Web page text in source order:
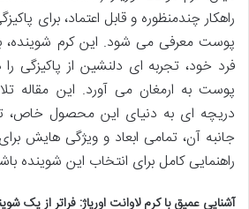
راهکار چندمنظوره و قابل اعتماد، برای
پوست معرفی می شود. این کرم شوینده،
فرد خود، تجربه ای دلنشین از پاکیزگی
پوست به ارمغان می آورد. این مقاله
دریچه ای به دنیای این محصول خاص،
جانبه آن، تمامی ابعاد و ویژگی هایش
راهنمایی کامل برای انتخاب این شوینده
آشنایی عمیق با کرم لاوانت اوریاژ: فراتر از یک